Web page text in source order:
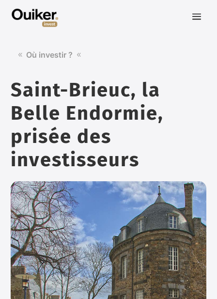
Où investir ?
Saint-Brieuc, la
Belle Endormie,
prisée des
investisseurs